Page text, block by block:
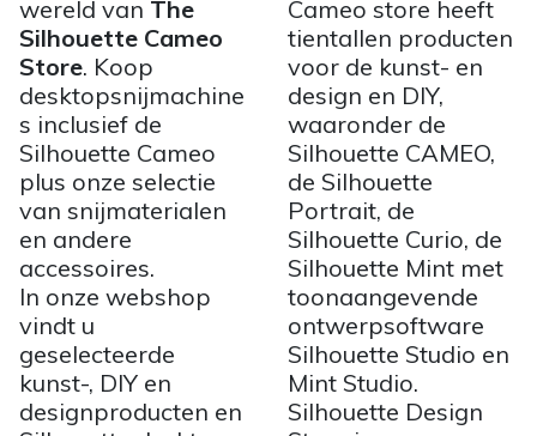
wereld van The
Silhouette Cameo
Store. Koop
desktopsnijmachine
s inclusief de
Silhouette Cameo
plus onze selectie
van snijmaterialen
en andere
accessoires.
In onze webshop
vindt u
geselecteerde
kunst-, DIY en
designproducten en
Cameo store heeft
tientallen producten
voor de kunst- en
design en DIY,
waaronder de
Silhouette CAMEO,
de Silhouette
Portrait, de
Silhouette Curio, de
Silhouette Mint met
toonaangevende
ontwerpsoftware
Silhouette Studio en
Mint Studio.
Silhouette Design